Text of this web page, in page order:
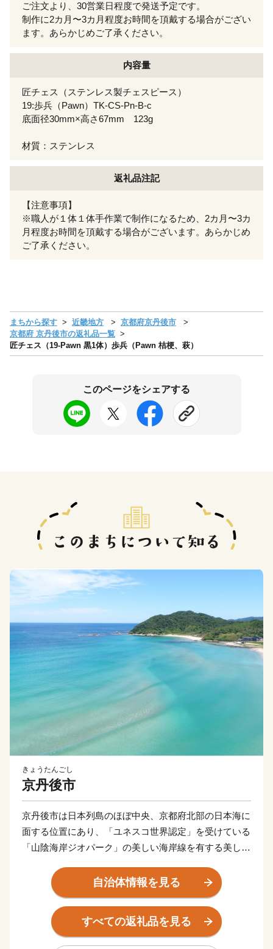
ご注文より、30営業日程度で発送予定です。
制作に2カ月〜3カ月程度お時間を頂戴する場合がござい
ます。あらかじめご了承ください。
内容量
匠チェス（ステンレス製チェスピース）
19:歩兵（Pawn）TK-CS-Pn-B-c
底面径30mm×高さ67mm 123g
材質：ステンレス
返礼品注記
【注意事項】
※職人が１体１体手作業で制作になるため、2カ月〜3カ
月程度お時間を頂戴する場合がございます。あらかじめ
ご了承ください。
まちから探す 近畿地方
京都府京丹後市
京都府 京丹後市の返礼品一覧
匠チェス（19-Pawn 黒1体）歩兵（Pawn 桔梗、萩）
このページをシェアする
きょうたんごし
京丹後市
京丹後市は日本列島のほぼ中央、京都府北部の日本海に
面する位置にあり、「ユネスコ世界認定」を受けている
「山陰海岸ジオパーク」の美しい海岸線を有する美しい
ん」発祥の地でもあり、絹織物の生産量は日本一を誇り
★ABCテレビのニュース情報番組「news おかえり」
自治体情報を見る
すべての返礼品を見る